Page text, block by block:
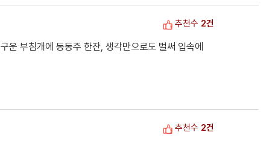
운 부침개에 동동주 한잔, 생각만으로도 벌써 입속에
추천수 2건
추천수 2건